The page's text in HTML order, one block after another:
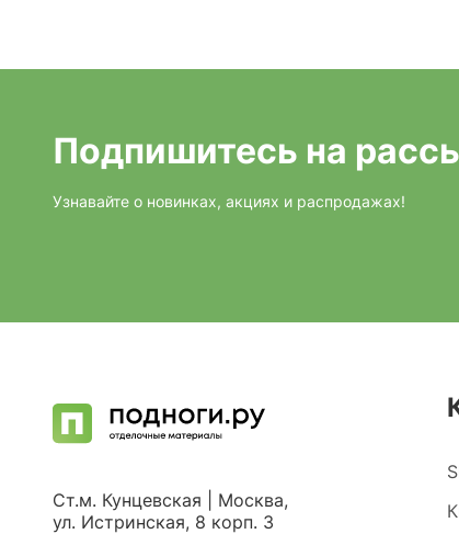
Подпишитесь на
Узнавайте о новинках, акциях и распродажах!
Ст.м. Кунцевская | Москва,
ул. Истринская, 8 корп. 3